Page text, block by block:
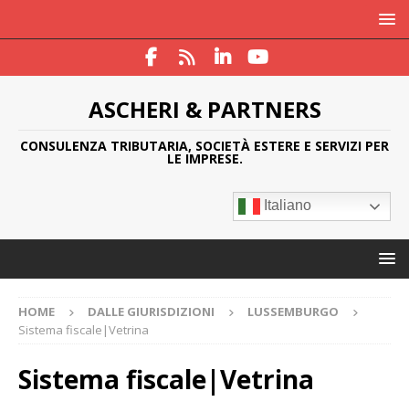
ASCHERI & PARTNERS
CONSULENZA TRIBUTARIA, SOCIETÀ ESTERE E SERVIZI PER
LE IMPRESE.
Italiano
HOME DALLE GIURISDIZIONI
LUSSEMBURGO
Sistema fiscale|Vetrina
Sistema fiscale|Vetrina